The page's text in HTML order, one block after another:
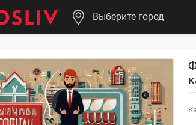
Выберите город